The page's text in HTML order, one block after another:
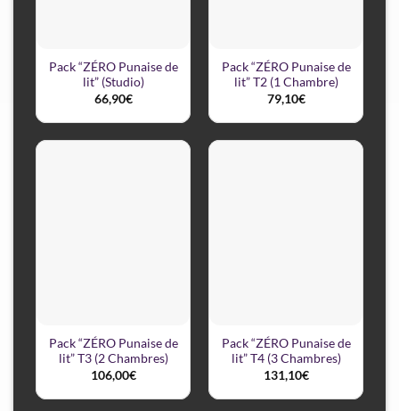
Pack “ZÉRO Punaise de
lit” (Studio)
66,90€
Pack “ZÉRO Punaise de
lit” T2 (1 Chambre)
79,10€
Pack “ZÉRO Punaise de
lit” T3 (2 Chambres)
106,00€
Pack “ZÉRO Punaise de
lit” T4 (3 Chambres)
131,10€